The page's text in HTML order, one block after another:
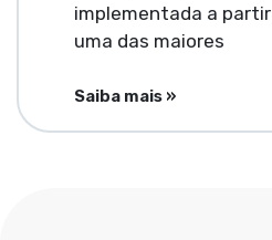
implementada a
uma das maiores
Saiba mais »